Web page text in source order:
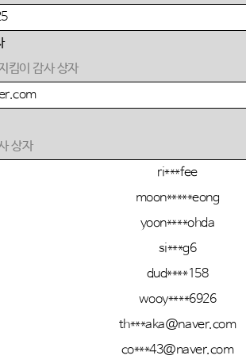
킴이 감사 상자
상자
ri***fee
moon*****eong
yoon****ohda
si***g6
dud****158
wooy****6926
th***aka@naver.com
co***43@naver.com